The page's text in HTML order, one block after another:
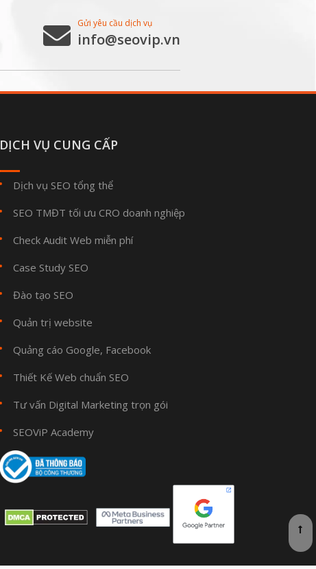
Gửi yêu cầu dịch vụ
info@seovip.vn
DỊCH VỤ CUNG CẤP
Dịch vụ SEO tổng thể
SEO TMĐT tối ưu CRO doanh nghiệp
Check Audit Web miễn phí
Case Study SEO
Đào tạo SEO
Quản trị website
Quảng cáo Google, Facebook
Thiết Kế Web chuẩn SEO
Tư vấn Digital Marketing trọn gói
SEOViP Academy